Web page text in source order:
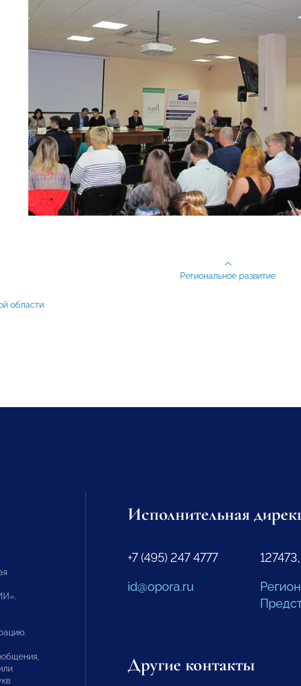
области
Региональное развитие
Исполнительная
+7 (495) 247 4777
id@opora.ru
Другие контакты